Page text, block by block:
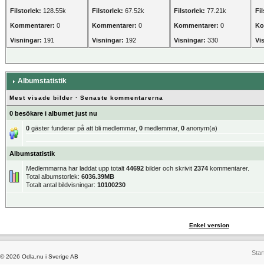
Filstorlek: 128.55k
Kommentarer: 0
Visningar: 191
Filstorlek: 67.52k
Kommentarer: 0
Visningar: 192
Filstorlek: 77.21k
Kommentarer: 0
Visningar: 330
Albumstatistik
Mest visade bilder · Senaste kommentarerna
0 besökare i albumet just nu
0gäster funderar på att bli medlemmar, 0medlemmar, 0anonym(a)
Albumstatistik
Medlemmarna har laddat upp totalt 44692bilder och skrivit 2374kommentarer.
Total albumstorlek: 6036.39MB
Totalt antal bildvisningar: 10100230
Enkel version
© 2026 Odla.nu i Sverige AB